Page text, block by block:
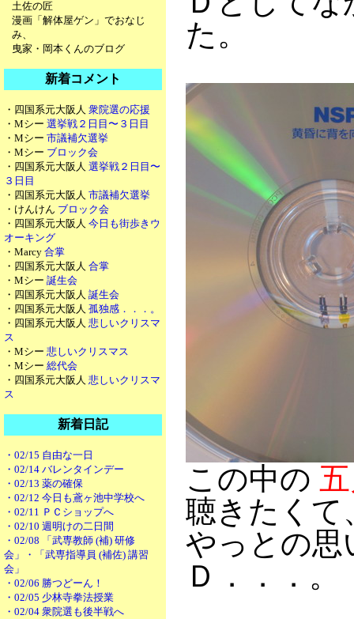
土佐の匠
漫画「解体屋ゲン」でおなじ
み、
曳家・岡本くんのブログ
新着コメント
・四国系元大阪人 衆院選の応援
・Mシー 選挙戦２日目〜３日目
・Mシー 市議補欠選挙
・Mシー ブロック会
・四国系元大阪人 選挙戦２日目〜
３日目
・四国系元大阪人 市議補欠選挙
・けんけん ブロック会
・四国系元大阪人 今日も街歩きウ
オーキング
・Marcy 合掌
・四国系元大阪人 合掌
・Mシー 誕生会
・四国系元大阪人 誕生会
・四国系元大阪人 孤独感．．．。
・四国系元大阪人 悲しいクリスマ
ス
・Mシー 悲しいクリスマス
・Mシー 総代会
・四国系元大阪人 悲しいクリスマ
ス
新着日記
・02/15 自由な一日
・02/14 バレンタインデー
・02/13 薬の確保
・02/12 今日も鳶ヶ池中学校へ
・02/11 ＰＣショップへ
・02/10 週明けの二日間
・02/08 「武専教師 (補) 研修
会」・「武専指導員 (補佐) 講習
会」
・02/06 勝つどーん！
・02/05 少林寺拳法授業
・02/04 衆院選も後半戦へ
た。
この中の
聴きたくて
やっとの思
Ｄ．．．。